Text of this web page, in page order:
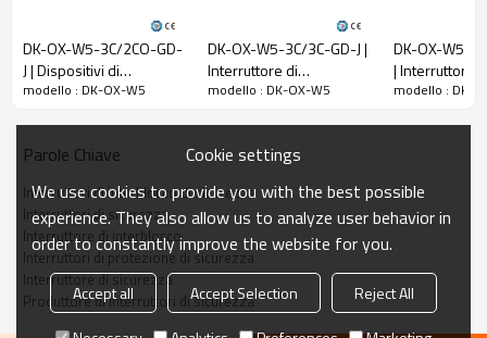
Tensione
nominale di
tenuta ad
Corrente
nominale a
vuoto (Ith)
10A
Corrente di
cortocircuito
limitata
nominale
1000A
DK-OX-W5-3C/2CO-GD-
J | Dispositivi di
commutazione di
modello : DK-OX-W5
DK-OX-W5-3C/3C-GD-J |
Interruttore di
interblocco di sicurezza |
modello : DK-OX-W5
DK-OX-W5-
| Interruttori di
interblocco di
modello : DK-
Parole Chiave
Interruttori di interblocco di sicurezza
Interruttori di sicurezza
Interruttore di interblocco
Interruttori di protezione di sicurezza
Interruttore di sicurezza
Produttore di interruttori di sicurezza
Cookie settings
We use cookies to provide you with the best possible
experience. They also allow us to analyze user behavior in
order to constantly improve the website for you.
Accept all Accept Selection
Reject All